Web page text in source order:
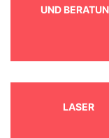
UND
LASER